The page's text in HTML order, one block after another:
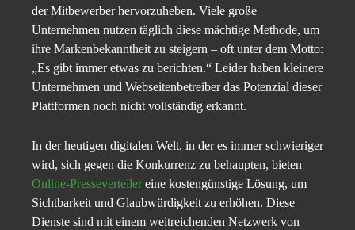
der Mitbewerber hervorzuheben. Viele große
Unternehmen nutzen täglich diese mächtige Methode, um
ihre Markenbekanntheit zu steigern – oft unter dem Motto:
„Es gibt immer etwas zu berichten.“ Leider haben kleinere
Unternehmen und Webseitenbetreiber das Potenzial dieser
Plattformen noch nicht vollständig erkannt.
In der heutigen digitalen Welt, in der es immer schwieriger
wird, sich gegen die Konkurrenz zu behaupten, bieten
Online-Presseverteiler eine kostengünstige Lösung, um
Sichtbarkeit und Glaubwürdigkeit zu erhöhen. Diese
Dienste sind mit einem weitreichenden Netzwerk von